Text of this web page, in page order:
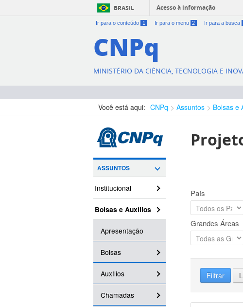
BRASIL Acesso à informação
Ir para o conteúdo 1 Ir para o menu 2 Ir para a busca
CNPq
MINISTÉRIO DA CIÊNCIA, TECNOLOGIA E
Você está aqui: CNPq Assuntos Bolsas e
ASSUNTOS
Institucional
Bolsas e Auxílios
Apresentação
Bolsas
Auxílios
Chamadas
País
Grandes Áreas
Filtrar